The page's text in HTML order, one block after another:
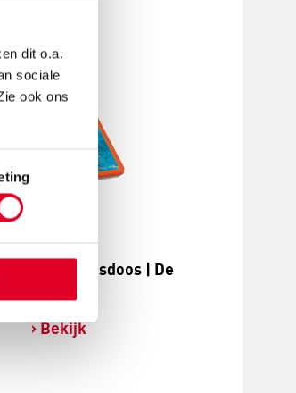
dit o.a.
sociale
ook ons
spellingsdoos | De
Bekijk